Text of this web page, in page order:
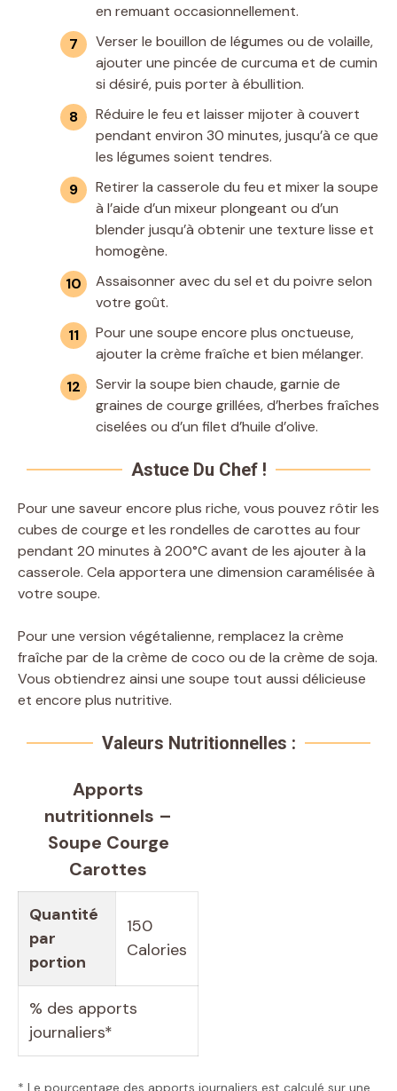
en remuant occasionnellement.
Verser le bouillon de légumes ou de volaille,
ajouter une pincée de curcuma et de cumin
si désiré, puis porter à ébullition.
Réduire le feu et laisser mijoter à couvert
pendant environ 30 minutes, jusqu’à ce que
les légumes soient tendres.
Retirer la casserole du feu et mixer la soupe
à l’aide d’un mixeur plongeant ou d’un
blender jusqu’à obtenir une texture lisse et
homogène.
Assaisonner avec du sel et du poivre selon
votre goût.
Pour une soupe encore plus onctueuse,
ajouter la crème fraîche et bien mélanger.
Servir la soupe bien chaude, garnie de
graines de courge grillées, d’herbes fraîches
ciselées ou d’un filet d’huile d’olive.
Astuce Du Chef !
Pour une saveur encore plus riche, vous pouvez rôtir les
cubes de courge et les rondelles de carottes au four
pendant 20 minutes à 200°C avant de les ajouter à la
casserole. Cela apportera une dimension caramélisée à
votre soupe.
Pour une version végétalienne, remplacez la crème
fraîche par de la crème de coco ou de la crème de soja.
Vous obtiendrez ainsi une soupe tout aussi délicieuse
et encore plus nutritive.
Valeurs Nutritionnelles :
Apports
nutritionnels –
Soupe Courge
Carottes
Quantité
par
portion
150
Calories
% des apports
journaliers*
* Le pourcentage des apports journaliers est calculé sur une